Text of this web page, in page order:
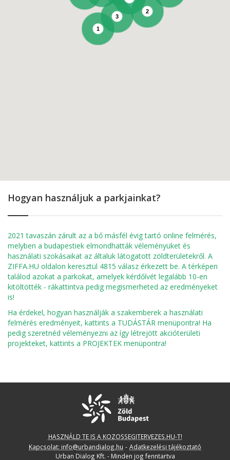
2
3
1
Hogyan használjuk a parkjainkat?
2021 tavaszán zárult az a bő másfél évig tartó online felmérés,
melyben a budapestiek elmondhatták véleményüket és
használati szokásaikat az általuk látogatott zöldterületekről. A
ZIFFA.HU oldalon keresztül 4815 válasz érkezett be. A térképen
találod azokat a parkokat, amelyek kérdőívét legalább 10-en
kitöltötték - rákattintva pedig megismerheted az eredményeket
is!
Ha érdekel, hogyan használják a szakemberek a használati
felmérés eredményeit, kattints a TUDÁSTÁR menüpontra! Ha
pedig szeretnéd véleményezni az így létrejött akcióterületi
projekteket, kattints a PROJEKTEK menüpontra!
HASZNÁLD TE IS A KOZOSSEGITERVEZES.HU-T!
Kapcsolat: info@urbandialog.hu - Adatkezelési tájékoztató
Urban Dialog Kft. - Minden jog fenntartva